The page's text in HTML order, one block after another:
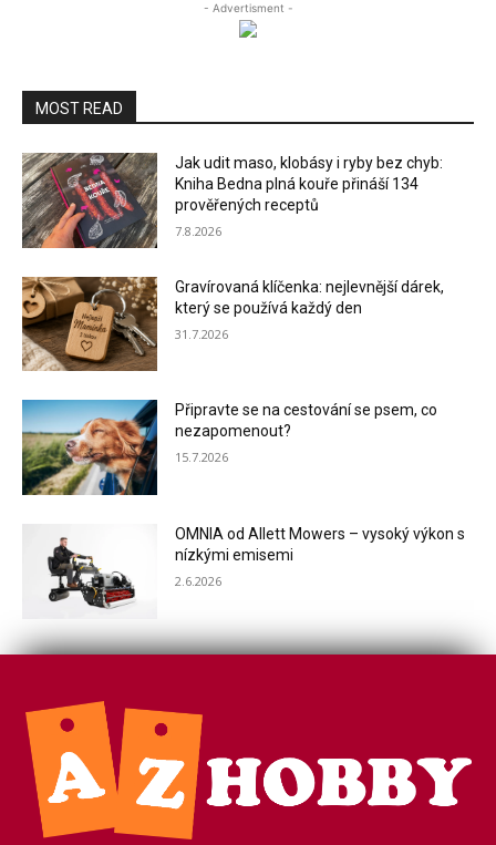
- Advertisment -
MOST READ
Jak udit maso, klobásy i ryby bez chyb:
Kniha Bedna plná kouře přináší 134
prověřených receptů
7.8.2026
Gravírovaná klíčenka: nejlevnější dárek,
který se používá každý den
31.7.2026
Připravte se na cestování se psem, co
nezapomenout?
15.7.2026
OMNIA od Allett Mowers – vysoký výkon s
nízkými emisemi
2.6.2026